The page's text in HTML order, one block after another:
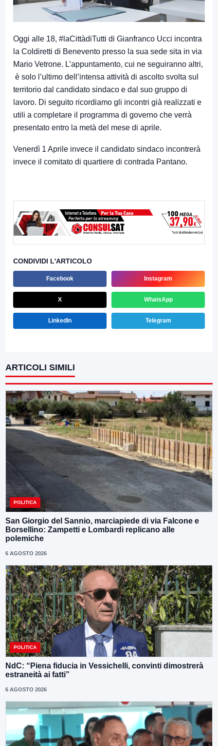
Oggi alle 18, #laCittàdiTutti di Gianfranco Ucci incontra
la Coldiretti di Benevento presso la sua sede sita in via
Mario Vetrone. L’appuntamento, cui ne seguiranno altri,
è solo l’ultimo dell’intensa attività di ascolto svolta sul
territorio dal candidato sindaco e dal suo gruppo di
lavoro. Di seguito ricordiamo gli incontri già realizzati e
utili a completare il programma di governo che verrà
presentato entro la metà del mese di aprile.
Venerdì 1 Aprile invece il candidato sindaco incontrerà
invece il comitato di quartiere di contrada Pantano.
CONDIVIDI L'ARTICOLO
Facebook Instagram
X WhatsApp
LinkedIn Telegram
ARTICOLI SIMILI
POLITICA
San Giorgio del Sannio, marciapiede di via Falcone e
Borsellino: Zampetti e Lombardi replicano alle
polemiche
6 AGOSTO 2026
POLITICA
NdC: “Piena fiducia in Vessichelli, convinti dimostrerà
estraneità ai fatti”
6 AGOSTO 2026